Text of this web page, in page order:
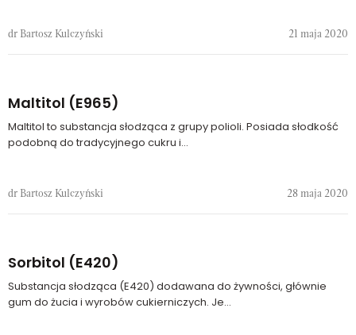
dr Bartosz Kulczyński 21 maja 2020
Maltitol (E965)
Maltitol to substancja słodząca z grupy polioli. Posiada słodkość
podobną do tradycyjnego cukru i...
dr Bartosz Kulczyński 28 maja 2020
Sorbitol (E420)
Substancja słodząca (E420) dodawana do żywności, głównie
gum do żucia i wyrobów cukierniczych. Je...